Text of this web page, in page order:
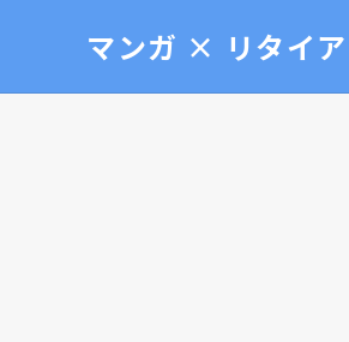
マンガ × リタイ